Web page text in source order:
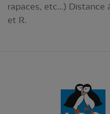
rapaces, etc...) Distance
et R.